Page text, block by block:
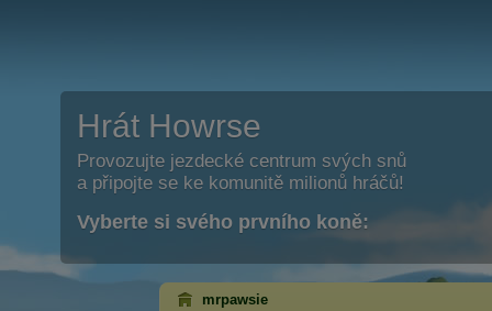
Hrát Howrse
Provozujte jezdecké centrum svých snů
a připojte se ke komunitě milionů hráčů!
Vyberte si svého prvního koně:
mrpawsie